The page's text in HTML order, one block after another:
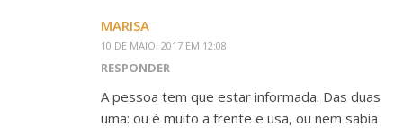
MARISA
10 DE MAIO, 2017 EM 12:08
RESPONDER
A pessoa tem que estar informada. Das duas
uma: ou é muito a frente e usa, ou nem sabia